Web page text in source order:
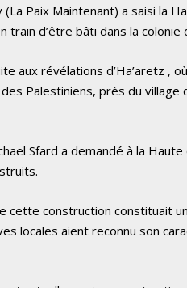
Paix Maintenant) a saisi la
train d’être bâti dans la colonie
aux révélations d’Ha’aretz ,
Palestiniens, près du village
Sfard a demandé à la
cette construction constituait
locales aient reconnu son